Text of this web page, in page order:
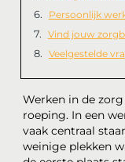
Werken in de
roeping. In een
vaak centraal
weinige plekken
Persoonlijk
Vind jouw
Veelgestelde